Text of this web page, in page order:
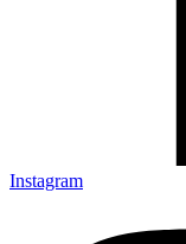
Instagram